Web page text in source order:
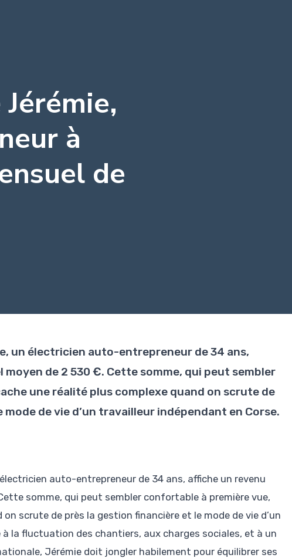
à
de
un électricien auto-entrepreneur de 34 ans,
de 2 530 €. Cette somme, qui peut sembler
une réalité plus complexe quand on scrute de
de vie d’un travailleur indépendant en Corse.
auto-entrepreneur de 34 ans, affiche un revenu
somme, qui peut sembler confortable à première vue,
scrute de près la gestion financière et le mode de vie d’un
la fluctuation des chantiers, aux charges sociales, et à un
Jérémie doit jongler habilement pour équilibrer ses